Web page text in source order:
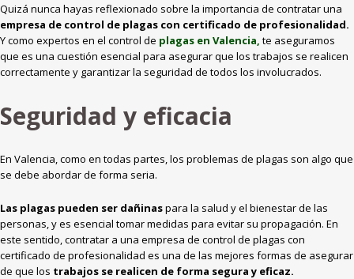
Quizá nunca hayas reflexionado sobre la importancia de contratar una
empresa de control de plagas con certificado de profesionalidad.
Y como expertos en el control de plagas en Valencia, te aseguramos
que es una cuestión esencial para asegurar que los trabajos se realicen
correctamente y garantizar la seguridad de todos los involucrados.
Seguridad y eficacia
En Valencia, como en todas partes, los problemas de plagas son algo que
se debe abordar de forma seria.
Las plagas pueden ser dañinaspara la salud y el bienestar de las
personas, y es esencial tomar medidas para evitar su propagación. En
este sentido, contratar a una empresa de control de plagas con
certificado de profesionalidad es una de las mejores formas de asegurar
de que los trabajos se realicen de forma segura y eficaz.